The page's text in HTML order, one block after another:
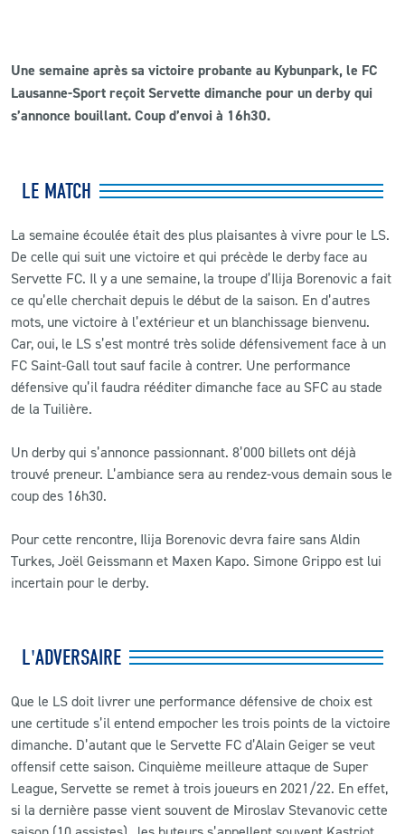
Une semaine après sa victoire probante au Kybunpark, le FC
Lausanne-Sport reçoit Servette dimanche pour un derby qui
s’annonce bouillant. Coup d’envoi à 16h30.
LE MATCH
La semaine écoulée était des plus plaisantes à vivre pour le LS.
De celle qui suit une victoire et qui précède le derby face au
Servette FC. Il y a une semaine, la troupe d’Ilija Borenovic a fait
ce qu’elle cherchait depuis le début de la saison. En d’autres
mots, une victoire à l’extérieur et un blanchissage bienvenu.
Car, oui, le LS s’est montré très solide défensivement face à un
FC Saint-Gall tout sauf facile à contrer. Une performance
défensive qu’il faudra rééditer dimanche face au SFC au stade
de la Tuilière.
Un derby qui s’annonce passionnant. 8’000 billets ont déjà
trouvé preneur. L’ambiance sera au rendez-vous demain sous le
coup des 16h30.
Pour cette rencontre, Ilija Borenovic devra faire sans Aldin
Turkes, Joël Geissmann et Maxen Kapo. Simone Grippo est lui
incertain pour le derby.
L'ADVERSAIRE
Que le LS doit livrer une performance défensive de choix est
une certitude s’il entend empocher les trois points de la victoire
dimanche. D’autant que le Servette FC d’Alain Geiger se veut
offensif cette saison. Cinquième meilleure attaque de Super
League, Servette se remet à trois joueurs en 2021/22. En effet,
si la dernière passe vient souvent de Miroslav Stevanovic cette